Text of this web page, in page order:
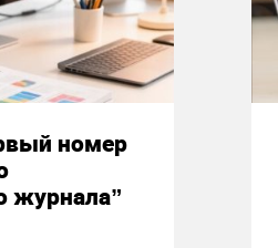
номер
журнала”